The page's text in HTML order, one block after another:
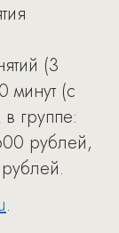
(3
минут (с
группе:
рублей,
.